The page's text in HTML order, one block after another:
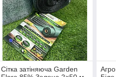
Сітка затіняюча Garden